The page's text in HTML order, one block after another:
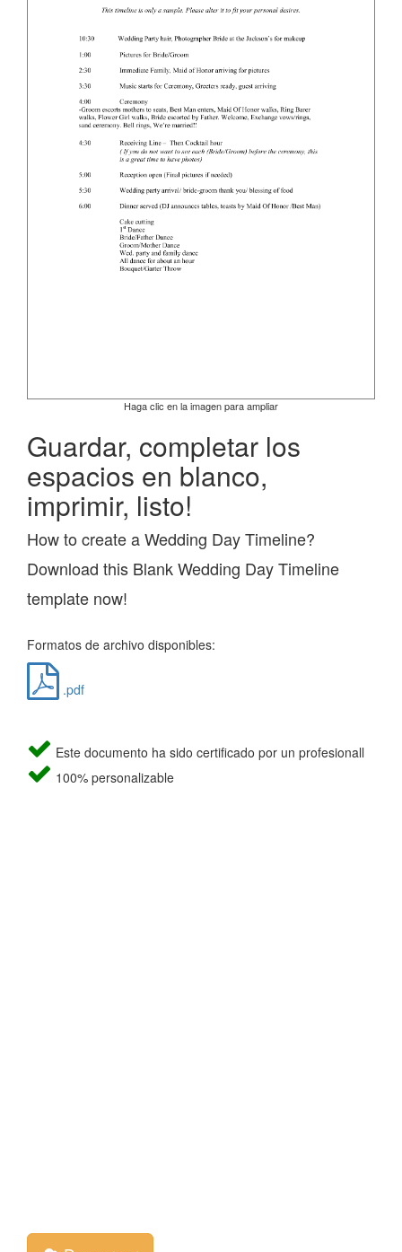
Haga clic en la imagen para ampliar
Guardar, completar los
espacios en blanco,
imprimir, listo!
How to create a Wedding Day Timeline?
Download this Blank Wedding Day Timeline
template now!
Formatos de archivo disponibles:
.pdf
Este documento ha sido certificado por un profesionall
100% personalizable